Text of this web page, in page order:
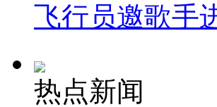
飞行员邀歌手
热点新闻